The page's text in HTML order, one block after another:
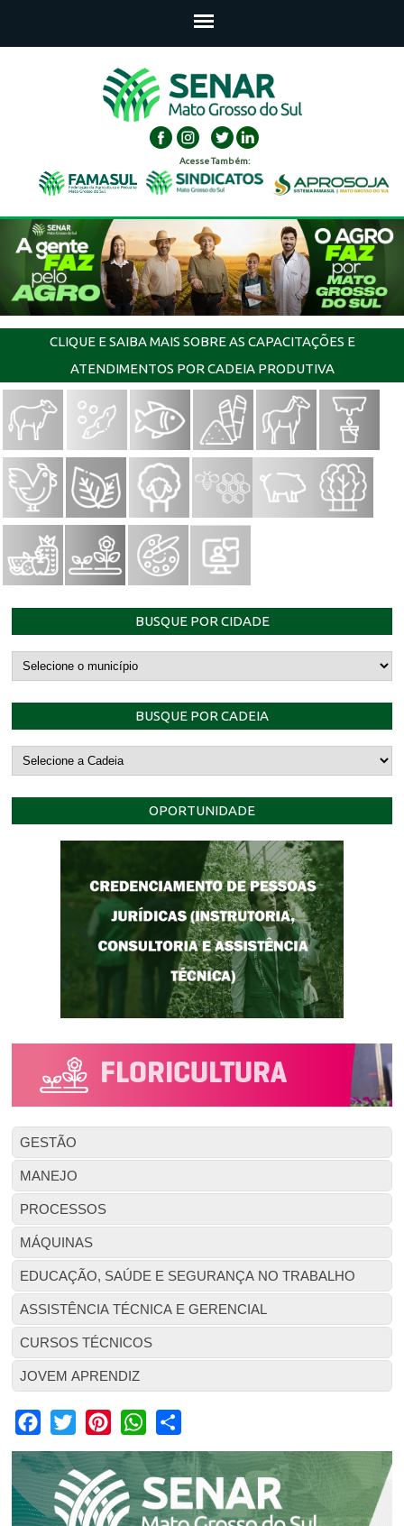
Acesse Também:
CLIQUE E SAIBA MAIS SOBRE AS CAPACITAÇÕES E
ATENDIMENTOS POR CADEIA PRODUTIVA
BUSQUE POR CIDADE
BUSQUE POR CADEIA
OPORTUNIDADE
GESTÃO
MANEJO
PROCESSOS
MÁQUINAS
EDUCAÇÃO, SAÚDE E SEGURANÇA NO TRABALHO
ASSISTÊNCIA TÉCNICA E GERENCIAL
CURSOS TÉCNICOS
JOVEM APRENDIZ
Facebook
Twitter PinterestWhatsApp